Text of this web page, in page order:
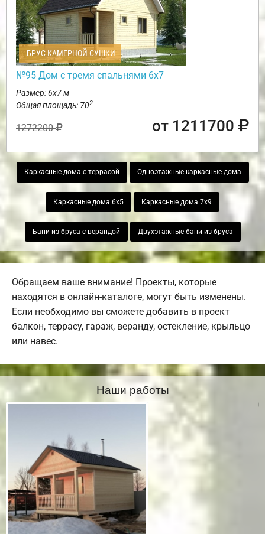
БРУС КАМЕРНОЙ СУШКИ
№95 Дом с тремя спальнями 6х7
Размер: 6х7 м
Общая площадь: 702
1272200 от 1211700
Каркасные дома с террасой Одноэтажные каркасные дома
Каркасные дома 6х5 Каркасные дома 7х9
Бани из бруса с верандой Двухэтажные бани из бруса
Обращаем ваше внимание! Проекты, которые
находятся в онлайн-каталоге, могут быть изменены.
Если необходимо вы сможете добавить в проект
балкон, террасу, гараж, веранду, остекление, крыльцо
или навес.
Наши работы